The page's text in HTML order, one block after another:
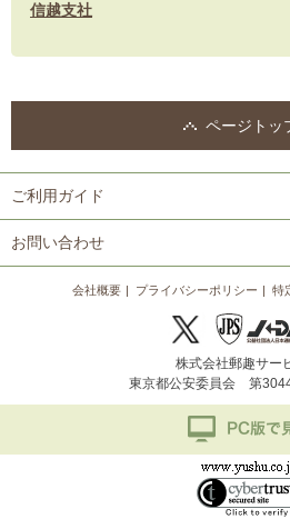
信越支社
ページトッ
ご利用ガイド
お問い合わせ
会社概要 プライバシーポリシー 特
株式会社郵趣サー
東京都公安委員会 第